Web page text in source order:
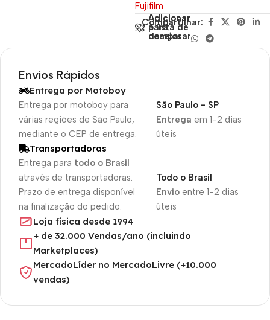
Fujifilm
Adicionar
para
comparar
Adicionar
à lista de
desejos
Compartilhar:
Envios Rápidos
Entrega por Motoboy
Entrega por motoboy para
várias regiões de São Paulo,
mediante o CEP de entrega.
Entrega em 1-2 dias
úteis
São Paulo - SP
Transportadoras
Entrega para todo o Brasil
através de transportadoras.
Prazo de entrega disponível
na finalização do pedido.
Envioentre 1-2 dias
úteis
Todo o Brasil
Loja física desde 1994
+ de 32.000 Vendas/ano (incluindo
Marketplaces)
MercadoLíder no MercadoLivre (+10.000
vendas)